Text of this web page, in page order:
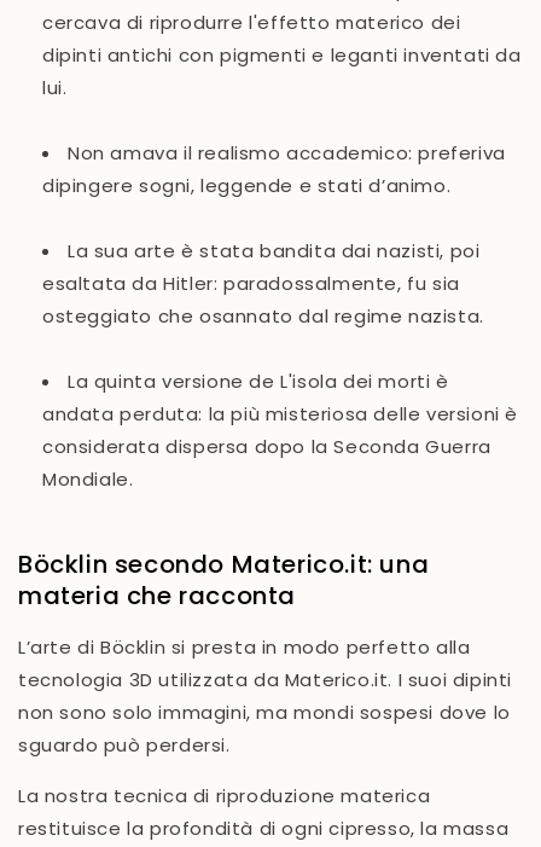
cercava di riprodurre l'effetto materico dei
dipinti antichi con pigmenti e leganti inventati da
lui.
Non amava il realismo accademico: preferiva
dipingere sogni, leggende e stati d’animo.
La sua arte è stata bandita dai nazisti, poi
esaltata da Hitler: paradossalmente, fu sia
osteggiato che osannato dal regime nazista.
La quinta versione deL'isola dei morti è
andata perduta: la più misteriosa delle versioni è
considerata dispersa dopo la Seconda Guerra
Mondiale.
Böcklin secondo Materico.it: una
materia che racconta
L’arte di Böcklin si presta in modo perfetto alla
tecnologia 3D utilizzata da Materico.it. I suoi dipinti
non sono solo immagini, mamondi sospesi dove lo
sguardo può perdersi.
La nostra tecnica di riproduzione materica
restituisce la profondità di ogni cipresso, la massa